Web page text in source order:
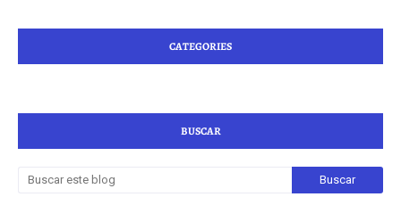
CATEGORIES
BUSCAR